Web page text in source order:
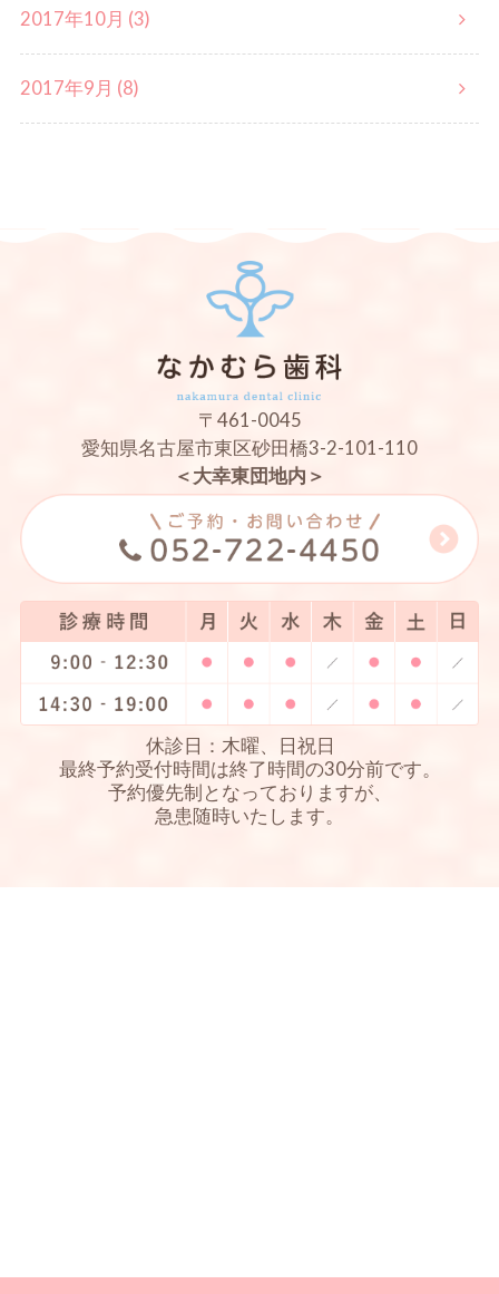
2017年10月 (3)
2017年9月 (8)
〒461-0045
愛知県名古屋市東区砂田橋3-2-101-110
＜大幸東団地内＞
休診日：木曜、日祝日
最終予約受付時間は終了時間の30分前です。
予約優先制となっておりますが、
急患随時いたします。